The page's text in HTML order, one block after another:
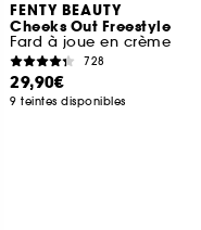
FENTY BEAUTY
Cheeks Out Freestyle
Fard à joue en crème
728
29,90€
9 teintes disponibles